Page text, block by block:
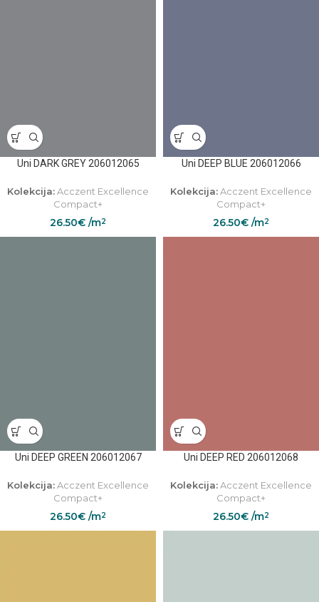
Uni DARK GREY 206012065
Kolekcija:Acczent Excellence
Compact+
26.50€ /m2
Uni DEEP BLUE 206012066
Kolekcija:Acczent Excellence
Compact+
26.50€ /m2
Uni DEEP GREEN 206012067
Kolekcija:Acczent Excellence
Compact+
26.50€ /m2
Uni DEEP RED 206012068
Kolekcija:Acczent Excellence
Compact+
26.50€ /m2